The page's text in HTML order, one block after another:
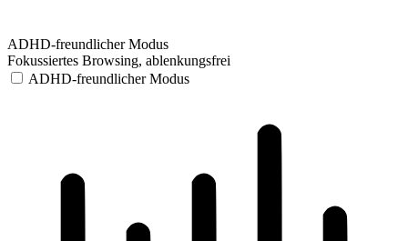
ADHD-freundlicher Modus
Fokussiertes Browsing, ablenkungsfrei
ADHD-freundlicher Modus